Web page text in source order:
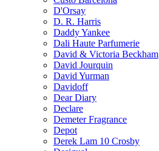
D'Orsay
D. R. Harris
Daddy Yankee
Dali Haute Parfumerie
David & Victoria Beckham
David Jourquin
David Yurman
Davidoff
Dear Diary
Declare
Demeter Fragrance
Depot
Derek Lam 10 Crosby